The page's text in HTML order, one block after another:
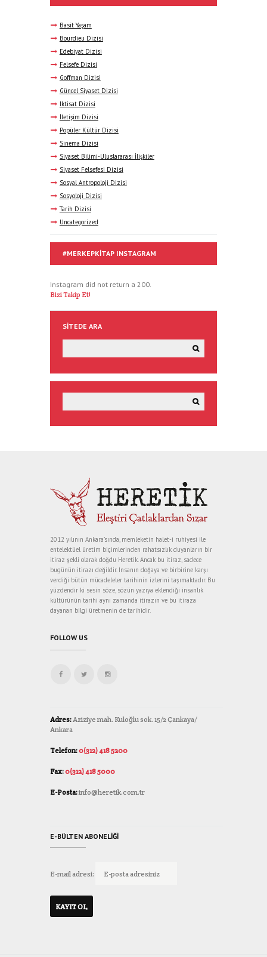
Basit Yaşam
Bourdieu Dizisi
Edebiyat Dizisi
Felsefe Dizisi
Goffman Dizisi
Güncel Siyaset Dizisi
İktisat Dizisi
İletişim Dizisi
Popüler Kültür Dizisi
Sinema Dizisi
Siyaset Bilimi-Uluslararası İlişkiler
Siyaset Felsefesi Dizisi
Sosyal Antropoloji Dizisi
Sosyoloji Dizisi
Tarih Dizisi
Uncategorized
#MERKEPKITAP INSTAGRAM
Instagram did not return a 200.
Bizi Takip Et!
SITEDE ARA
2012 yılının Ankara’sında, memleketin halet-i ruhiyesi ile
entelektüel üretim biçimlerinden rahatsızlık duyanların bir
itiraz şekli olarak doğdu Heretik. Ancak bu itiraz, sadece
bugünün itirazı değildir. İnsanın doğaya ve birbirine karşı
verdiği bütün mücadeleler tarihinin izlerini taşımaktadır. Bu
yüzdendir ki sesin söze, sözün yazıya eklendiği insanlık
kültürünün tarihi aynı zamanda itirazın ve bu itiraza
dayanan bilgi üretmenin de tarihidir.
FOLLOW US
Adres: Aziziye mah. Kuloğlu sok. 15/2 Çankaya/
Ankara
Telefon:0(312) 418 5200
Fax:0(312) 418 5000
E-Posta:info@heretik.com.tr
E-BÜLTEN ABONELIĞI
E-mail adresi: